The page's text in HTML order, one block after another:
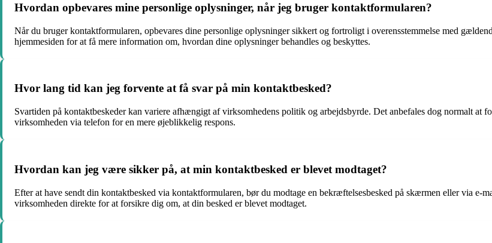
Hvordan opbevares mine personlige oplysninger, når jeg bruger kontaktformularen?
Når du bruger kontaktformularen, opbevares dine personlige oplysninger sikkert og fortroligt i overensstemmelse med
hjemmesiden for at få mere information om, hvordan dine oplysninger behandles og beskyttes.
Hvor lang tid kan jeg forvente at få svar på min kontaktbesked?
Svartiden på kontaktbeskeder kan variere afhængigt af virksomhedens politik og arbejdsbyrde. Det anbefales dog normalt at
virksomheden via telefon for en mere øjeblikkelig respons.
Hvordan kan jeg være sikker på, at min kontaktbesked er blevet modtaget?
Efter at have sendt din kontaktbesked via kontaktformularen, bør du modtage en bekræftelsesbesked på skærmen eller via
virksomheden direkte for at forsikre dig om, at din besked er blevet modtaget.